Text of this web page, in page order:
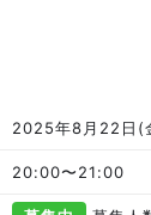
2025年8月22日(
20:00〜21:00